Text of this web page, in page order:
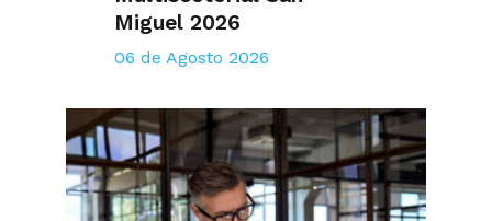
Miguel 2026
06 de Agosto 2026